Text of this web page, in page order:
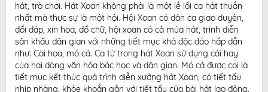
hát, trò chơi. Hát Xoan không phải là một lề lối ca hát thuần
nhất mà thực sự là một hội. Hội Xoan có dân ca giao duyên,
đối đáp, xin hoa, đố chữ, hội xoan có cả múa hát, trình diễn
sân khấu dân gian với những tiết mục khá độc đáo hấp dẫn
như: Cài hoa, mó cá. Ca từ trong hát Xoan sử dụng cái hay
của hai dòng văn hóa bác học và dân gian. Mó cá được coi là
tiết mục kết thúc quá trình diễn xướng hát Xoan, có tiết tấu
nhịp nhàng, khỏe khoắn gần với tiết tấu của bài hát lao động.